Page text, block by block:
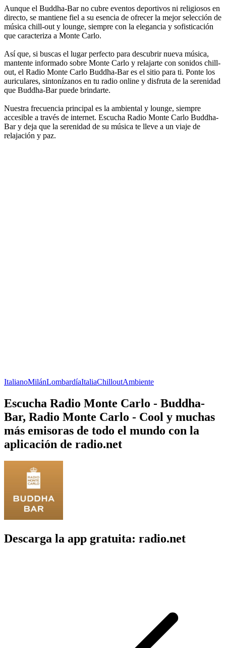
Aunque el Buddha-Bar no cubre eventos deportivos ni religiosos en
directo, se mantiene fiel a su esencia de ofrecer la mejor selección de
música chill-out y lounge, siempre con la elegancia y sofisticación
que caracteriza a Monte Carlo.
Así que, si buscas el lugar perfecto para descubrir nueva música,
mantente informado sobre Monte Carlo y relajarte con sonidos chill-
out, el Radio Monte Carlo Buddha-Bar es el sitio para ti. Ponte los
auriculares, sintonízanos en tu radio online y disfruta de la serenidad
que Buddha-Bar puede brindarte.
Nuestra frecuencia principal es la ambiental y lounge, siempre
accesible a través de internet. Escucha Radio Monte Carlo Buddha-
Bar y deja que la serenidad de su música te lleve a un viaje de
relajación y paz.
ItalianoMilánLombardíaItaliaChilloutAmbiente
Escucha Radio Monte Carlo - Buddha-
Bar, Radio Monte Carlo - Cool y muchas
más emisoras de todo el mundo con la
aplicación de radio.net
Descarga la app gratuita: radio.net